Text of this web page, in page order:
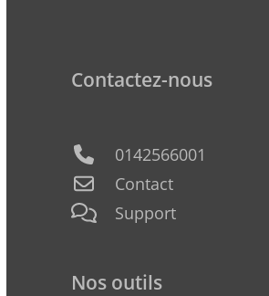
Contactez-nous
0142566001
Contact
Support
Nos outils